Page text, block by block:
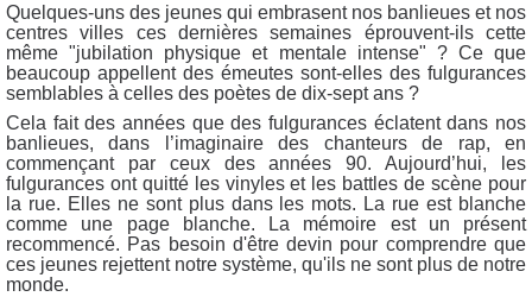
Quelques-uns des jeunes qui embrasent nos banlieues et nos
centres villes ces dernières semaines éprouvent-ils cette
même "jubilation physique et mentale intense" ? Ce que
beaucoup appellent des émeutes sont-elles des fulgurances
semblables à celles des poètes de dix-sept ans ?
Cela fait des années que des fulgurances éclatent dans nos
banlieues, dans l’imaginaire des chanteurs de rap, en
commençant par ceux des années 90. Aujourd’hui, les
fulgurances ont quitté les vinyles et les battles de scène pour
la rue. Elles ne sont plus dans les mots. La rue est blanche
comme une page blanche. La mémoire est un présent
recommencé. Pas besoin d'être devin pour comprendre que
ces jeunes rejettent notre système, qu'ils ne sont plus de notre
monde.